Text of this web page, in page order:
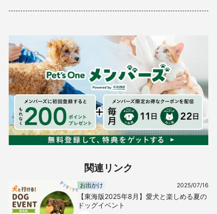
関連リンク
お出かけ 2025/07/16
【東海版2025年8月】愛犬と楽しめる夏の
ドッグイベント